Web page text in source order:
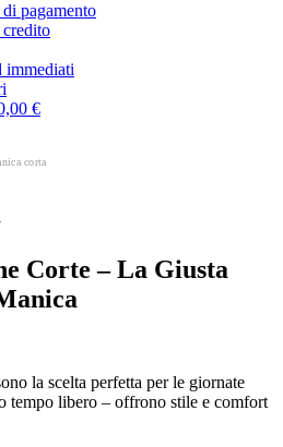
pagamento
credito
immediati
€
corta
Corte – La Giusta
la scelta perfetta per le giornate
tempo libero – offrono stile e comfort